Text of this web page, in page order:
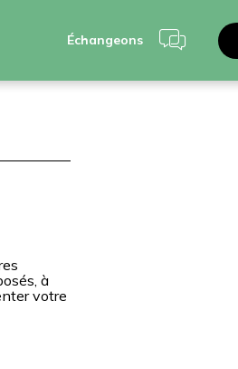
Échangeons
à
votre